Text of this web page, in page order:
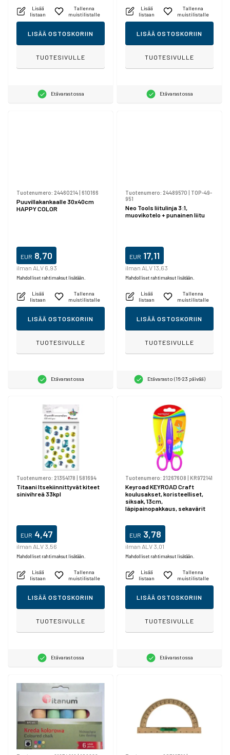
Lisää
listaan
Tallenna
muistilistalle
LISÄÄ OSTOSKORIIN
TUOTESIVULLE
Etävarastossa
Lisää
listaan
Tallenna
muistilistalle
LISÄÄ OSTOSKORIIN
TUOTESIVULLE
Etävarastossa
Tuotenumero: 24460214| 610166
Puuvillakankaalle 30x40cm
HAPPY COLOR
EUR 8,70
ilman ALV 6,93
Mahdolliset rahtimaksut lisätään.
Lisää
listaan
Tallenna
muistilistalle
LISÄÄ OSTOSKORIIN
TUOTESIVULLE
Etävarastossa
Tuotenumero: 24489570 | TOP-49-
951
Neo Tools liitulinja 3:1,
muovikotelo + punainen liitu
EUR 17,11
ilman ALV 13,63
Mahdolliset rahtimaksut lisätään.
Lisää
listaan
Tallenna
muistilistalle
LISÄÄ OSTOSKORIIN
TUOTESIVULLE
Etävarasto (16-23 päivää)
Tuotenumero: 21354178 | 581694
Titaani Itsekiinnittyvät kiteet
sinivihreä 33kpl
EUR 4,47
ilman ALV 3,56
Mahdolliset rahtimaksut lisätään.
Lisää
listaan
Tallenna
muistilistalle
LISÄÄ OSTOSKORIIN
TUOTESIVULLE
Etävarastossa
Tuotenumero: 21267608 | KR972141
Keyroad KEYROAD Craft
koulusakset, koristeelliset,
siksak, 13cm,
läpipainopakkaus, sekavärit
EUR 3,78
ilman ALV 3,01
Mahdolliset rahtimaksut lisätään.
Lisää
listaan
Tallenna
muistilistalle
LISÄÄ OSTOSKORIIN
TUOTESIVULLE
Etävarastossa